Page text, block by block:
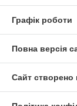
Графік роботи
Повна версія
Сайт створено